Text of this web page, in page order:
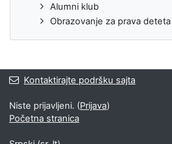
Alumni klub
Obrazovanje za prava deteta
Kontaktirajte podršku sajta
Niste prijavljeni. (Prijava)
Početna stranica